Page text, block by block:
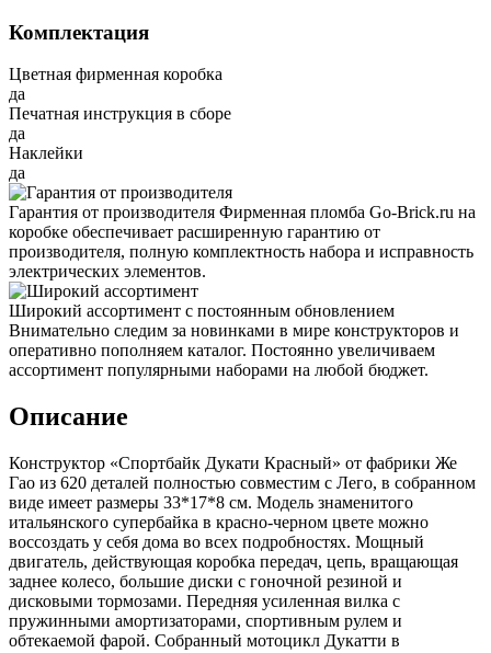
Комплектация
Цветная фирменная коробка
да
Печатная инструкция в сборе
да
Наклейки
да
Гарантия от производителя Фирменная пломба Go-Brick.ru на
коробке обеспечивает расширенную гарантию от
производителя, полную комплектность набора и исправность
электрических элементов.
Широкий ассортимент с постоянным обновлением
Внимательно следим за новинками в мире конструкторов и
оперативно пополняем каталог. Постоянно увеличиваем
ассортимент популярными наборами на любой бюджет.
Описание
Конструктор «Спортбайк Дукати Красный» от фабрики Же
Гао из 620 деталей полностью совместим с Лего, в собранном
виде имеет размеры 33*17*8 см. Модель знаменитого
итальянского супербайка в красно-черном цвете можно
воссоздать у себя дома во всех подробностях. Мощный
двигатель, действующая коробка передач, цепь, вращающая
заднее колесо, большие диски с гоночной резиной и
дисковыми тормозами. Передняя усиленная вилка с
пружинными амортизаторами, спортивным рулем и
обтекаемой фарой. Собранный мотоцикл Дукатти в